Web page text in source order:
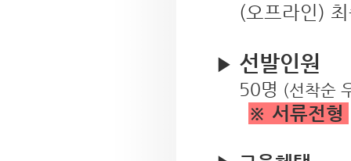
(오프라인)
▶️ 선발인원
50명 (선착순
※ 서류전형